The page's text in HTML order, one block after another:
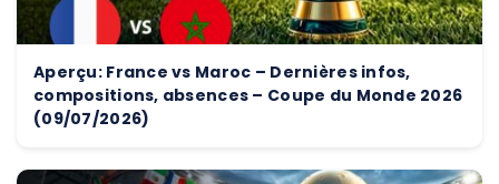
Aperçu: France vs Maroc – Dernières infos,
compositions, absences – Coupe du Monde 2026
(09/07/2026)